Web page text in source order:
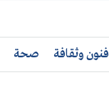
فنون وثقافة صحة